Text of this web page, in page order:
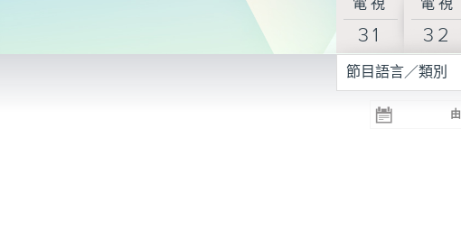
電視
31
電視
32
節目語言／類別
由